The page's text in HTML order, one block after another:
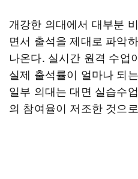
개강한 의대에서 대부분
면서 출석을 제대로 파악
나온다. 실시간 원격 수업
실제 출석률이 얼마나 되
일부 의대는 대면 실습수
의 참여율이 저조한 것으